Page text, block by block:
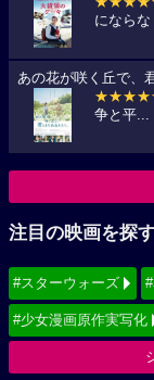
にならな
あの花が咲く丘で、
争と平...
注目の映画を探
#スターウォーズ
#少女漫画原作実写化